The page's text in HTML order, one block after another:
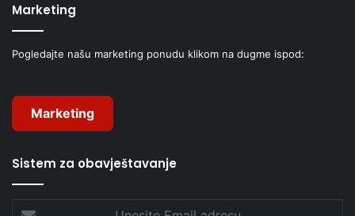
Marketing
Pogledajte našu marketing ponudu klikom na dugme ispod:
Marketing
Sistem za obavještavanje